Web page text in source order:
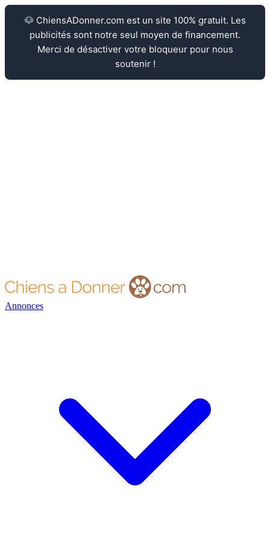
Annonces